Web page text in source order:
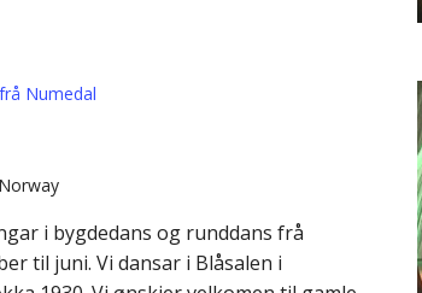
Numedal
i bygdedans og runddans frå
til juni. Vi dansar i Blåsalen i